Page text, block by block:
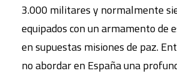
3.000 militares y normalmente
equipados con un armamento de
en supuestas misiones de paz.
no abordar en España una